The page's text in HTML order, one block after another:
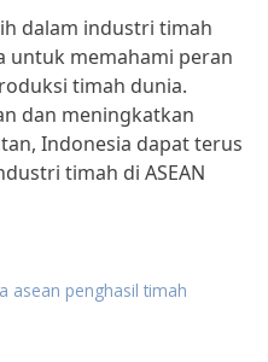
dalam industri timah
untuk memahami peran
timah dunia.
dan meningkatkan
Indonesia dapat terus
timah di ASEAN
asean penghasil timah